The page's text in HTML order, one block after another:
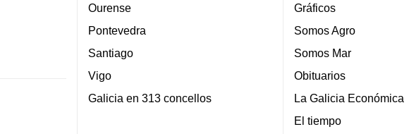
Ourense
Pontevedra
Santiago
Vigo
Galicia en 313 concellos
Gráficos
Somos Agro
Somos Mar
Obituarios
La Galicia Económica
El tiempo